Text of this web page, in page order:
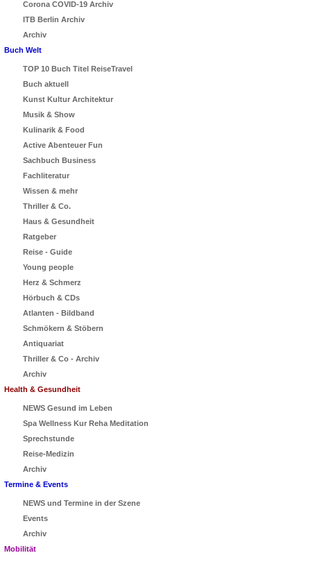
Corona COVID-19 Archiv
ITB Berlin Archiv
Archiv
Buch Welt
TOP 10 Buch Titel ReiseTravel
Buch aktuell
Kunst Kultur Architektur
Musik & Show
Kulinarik & Food
Active Abenteuer Fun
Sachbuch Business
Fachliteratur
Wissen & mehr
Thriller & Co.
Haus & Gesundheit
Ratgeber
Reise - Guide
Young people
Herz & Schmerz
Hörbuch & CDs
Atlanten - Bildband
Schmökern & Stöbern
Antiquariat
Thriller & Co - Archiv
Archiv
Health & Gesundheit
NEWS Gesund im Leben
Spa Wellness Kur Reha Meditation
Sprechstunde
Reise-Medizin
Archiv
Termine & Events
NEWS und Termine in der Szene
Events
Archiv
Mobilität